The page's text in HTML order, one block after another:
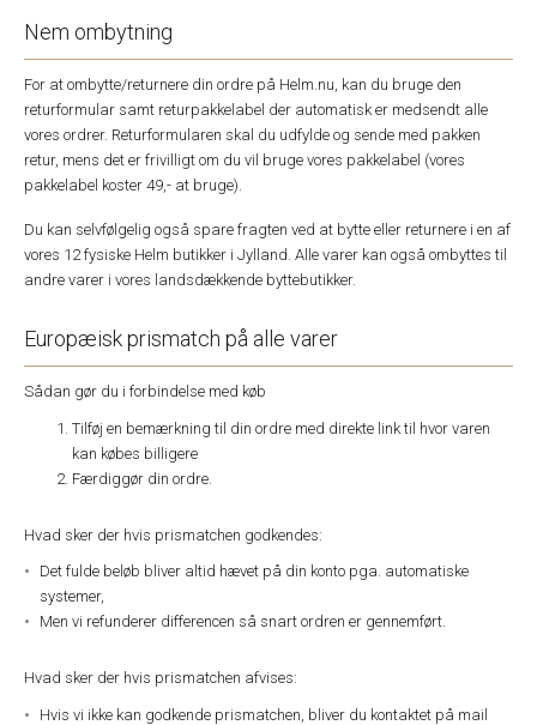
Nem ombytning
For at ombytte/returnere din ordre på Helm.nu, kan du bruge den
returformular samt returpakkelabel der automatisk er medsendt alle
vores ordrer. Returformularen skal du udfylde og sende med pakken
retur, mens det er frivilligt om du vil bruge vores pakkelabel (vores
pakkelabel koster 49,- at bruge).
Du kan selvfølgelig også spare fragten ved at bytte eller returnere i en af
vores 12 fysiske Helm butikker i Jylland. Alle varer kan også ombyttes til
andre varer i vores landsdækkende byttebutikker.
Europæisk prismatch på alle varer
Sådan gør du i forbindelse med køb
Tilføj en bemærkning til din ordre med direkte link til hvor varen
kan købes billigere
Færdiggør din ordre.
Hvad sker der hvis prismatchen godkendes:
Det fulde beløb bliver altid hævet på din konto pga. automatiske
systemer,
Men vi refunderer differencen så snart ordren er gennemført.
Hvad sker der hvis prismatchen afvises:
Hvis vi ikke kan godkende prismatchen, bliver du kontaktet på mail